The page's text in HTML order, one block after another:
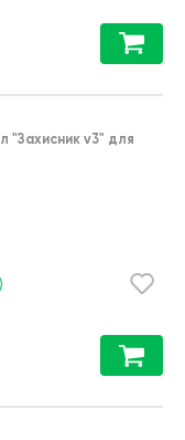
"Захисник v3" для